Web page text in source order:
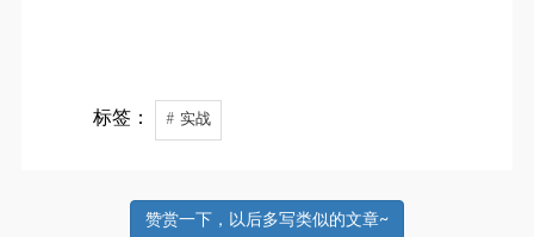
标签： # 实战
赞赏一下，以后多写类似的文章~